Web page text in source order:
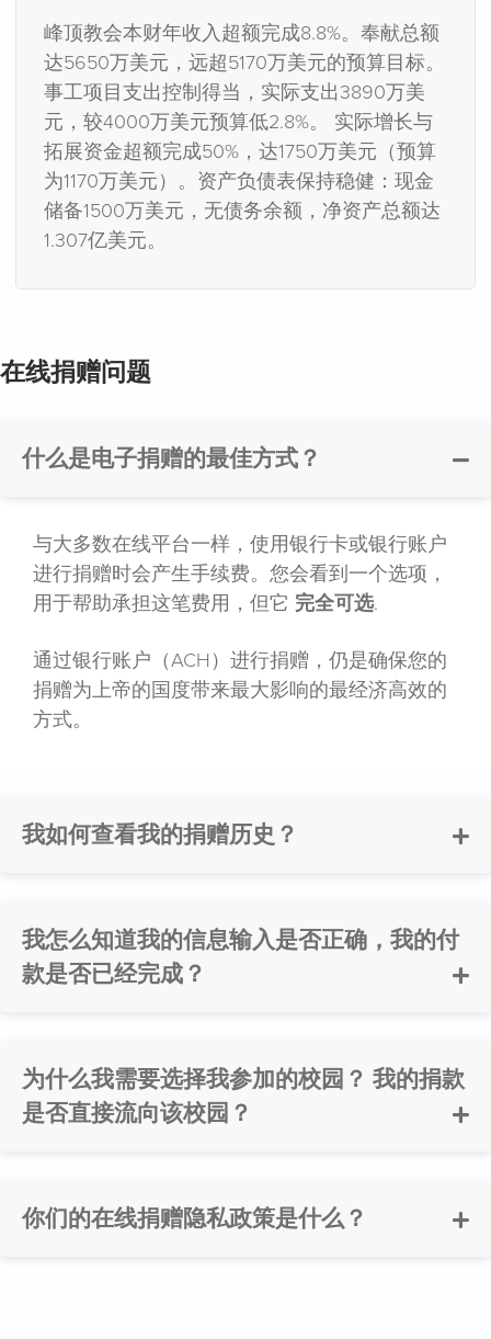
峰顶教会本财年收入超额完成8.8%。奉献总额
达5650万美元，远超5170万美元的预算目标。
事工项目支出控制得当，实际支出3890万美
元，较4000万美元预算低2.8%。 实际增长与
拓展资金超额完成50%，达1750万美元（预算
为1170万美元）。资产负债表保持稳健：现金
储备1500万美元，无债务余额，净资产总额达
1.307亿美元。
在线捐赠问题
什么是电子捐赠的最佳方式？
与大多数在线平台一样，使用银行卡或银行账户
进行捐赠时会产生手续费。您会看到一个选项，
用于帮助承担这笔费用，但它 完全可选.
通过银行账户（ACH）进行捐赠，仍是确保您的
捐赠为上帝的国度带来最大影响的最经济高效的
方式。
我如何查看我的捐赠历史？
我怎么知道我的信息输入是否正确，我的付
款是否已经完成？
为什么我需要选择我参加的校园？ 我的捐款
是否直接流向该校园？
你们的在线捐赠隐私政策是什么？